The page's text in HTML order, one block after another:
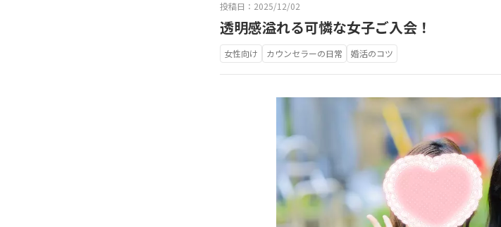
投稿日：2025/12/02
透明感溢れる可憐な女子ご入会！
女性向け カウンセラーの日常 婚活のコツ